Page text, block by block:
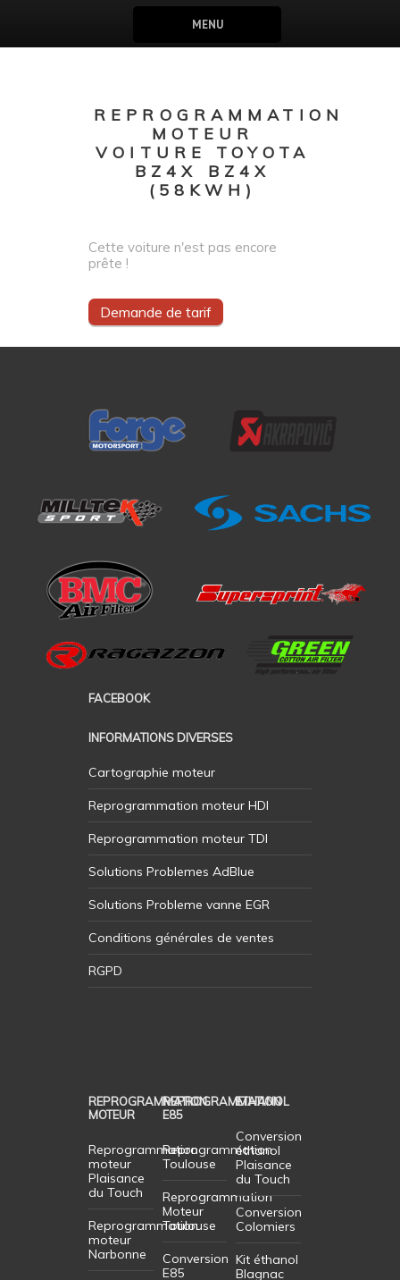
MENU
REPROGRAMMATION
MOTEUR
VOITURE TOYOTA
BZ4X BZ4X
(58KWH)
Cette voiture n'est pas encore
prête !
Demande de tarif
FACEBOOK
INFORMATIONS DIVERSES
Cartographie moteur
Reprogrammation moteur HDI
Reprogrammation moteur TDI
Solutions Problemes AdBlue
Solutions Probleme vanne EGR
Conditions générales de ventes
RGPD
REPROGRAMMATION
MOTEUR
Reprogrammation
moteur
Plaisance
du Touch
Reprogrammation
moteur
Narbonne
REPROGRAMMATION
E85
Reprogrammation
Toulouse
Reprogrammation
Moteur
Toulouse
Conversion
E85
ETHANOL
Conversion
éthanol
Plaisance
du Touch
Conversion
Colomiers
Kit éthanol
Blagnac